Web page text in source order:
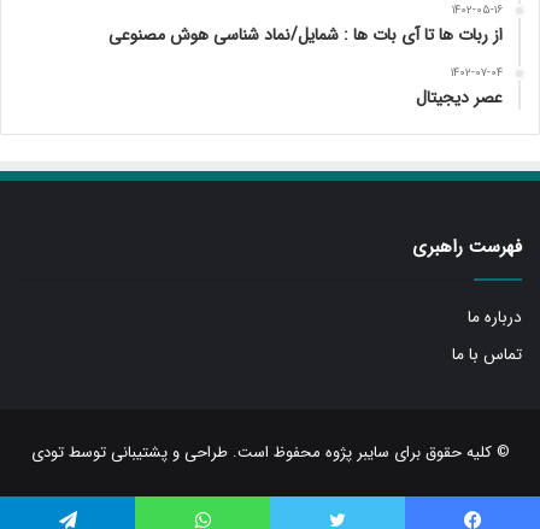
۱۴۰۲-۰۵-۱۶
از ربات ها تا آی بات ها : شمایل/نماد شناسی هوش مصنوعی
۱۴۰۲-۰۷-۰۴
عصر دیجیتال
فهرست راهبری
درباره ما
تماس با ما
© کلیه حقوق برای سایبر پژوه محفوظ است. طراحی و پشتیبانی توسطتودی